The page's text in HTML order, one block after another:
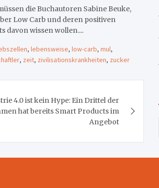
die Buchautoren Sabine Beuke,
Low Carb und deren positiven
davon wissen wollen....
, lebensweise, low-carb, mul,
, zeit, zivilisationskrankheiten, zucker
4.0 ist kein Hype: Ein Drittel der
hat bereits Smart Products im
Angebot